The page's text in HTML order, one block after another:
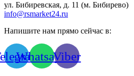
ул. Бибиревская, д. 11 (м. Бибирево)
info@rsmarket24.ru
Напишите нам прямо сейчас в:
WhatsappViber